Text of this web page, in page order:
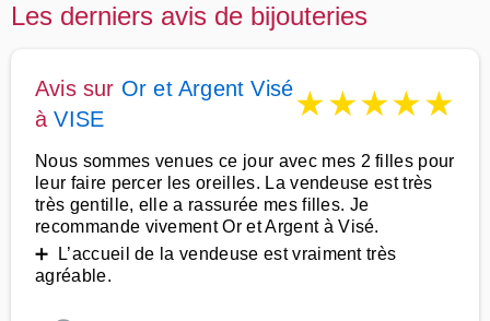
Les derniers avis de bijouteries
Avis sur Or et Argent Visé
àVISE ★★★★★
Nous sommes venues ce jour avec mes 2 filles pour
leur faire percer les oreilles. La vendeuse est très
très gentille, elle a rassurée mes filles. Je
recommande vivement Or et Argent à Visé.
➕ L’accueil de la vendeuse est vraiment très
agréable.